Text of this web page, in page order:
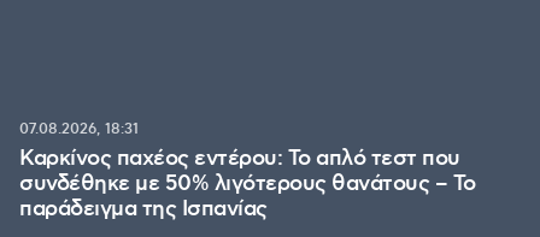
Καρκίνος παχέος εντέρου: Το απλό τεστ που
συνδέθηκε με 50% λιγότερους θανάτους – Το
παράδειγμα της Ισπανίας
07.08.2026, 18:31